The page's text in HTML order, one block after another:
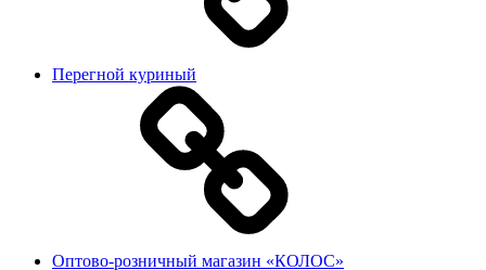
Перегной куриный
Оптово-розничный магазин «КОЛОС»